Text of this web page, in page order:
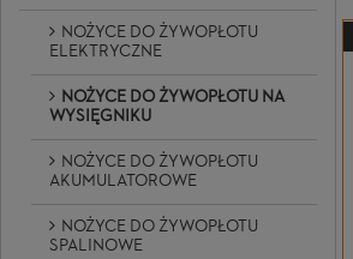
NOŻYCE DO ŻYWOPŁOTU
ELEKTRYCZNE
NOŻYCE DO ŻYWOPŁOTU NA
WYSIĘGNIKU
NOŻYCE DO ŻYWOPŁOTU
AKUMULATOROWE
NOŻYCE DO ŻYWOPŁOTU
SPALINOWE